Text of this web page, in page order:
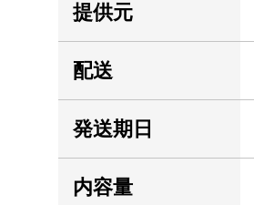
提供元
配送
発送期日
内容量